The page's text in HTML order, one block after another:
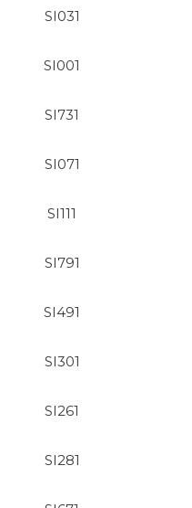
SI031
SI001
SI731
SI071
SI111
SI791
SI491
SI301
SI261
SI281